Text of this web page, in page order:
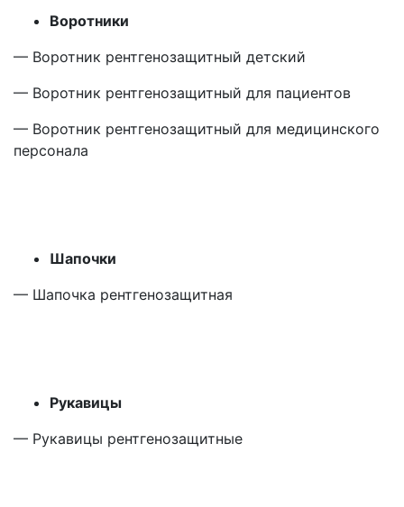
Воротники
— Воротник рентгенозащитный детский
— Воротник рентгенозащитный для пациентов
— Воротник рентгенозащитный для медицинского
персонала
Шапочки
— Шапочка рентгенозащитная
Рукавицы
— Рукавицы рентгенозащитные